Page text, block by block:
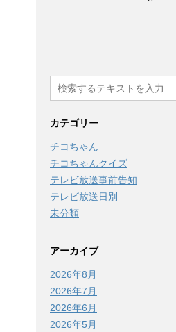
カテゴリー
チコちゃん
チコちゃんクイズ
テレビ放送事前告知
テレビ放送日別
未分類
アーカイブ
2026年8月
2026年7月
2026年6月
2026年5月